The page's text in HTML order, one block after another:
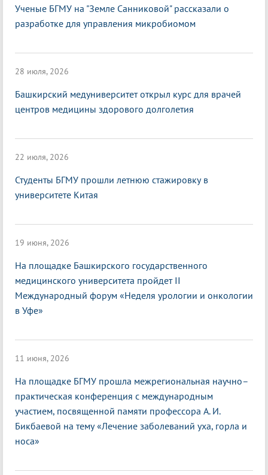
Ученые БГМУ на "Земле Санниковой" рассказали о
разработке для управления микробиомом
28 июля, 2026
Башкирский медуниверситет открыл курс для врачей
центров медицины здорового долголетия
22 июля, 2026
Студенты БГМУ прошли летнюю стажировку в
университете Китая
19 июня, 2026
На площадке Башкирского государственного
медицинского университета пройдет II
Международный форум «Неделя урологии и онкологии
в Уфе»
11 июня, 2026
На площадке БГМУ прошла межрегиональная научно–
практическая конференция с международным
участием, посвященной памяти профессора А. И.
Бикбаевой на тему «Лечение заболеваний уха, горла и
носа»